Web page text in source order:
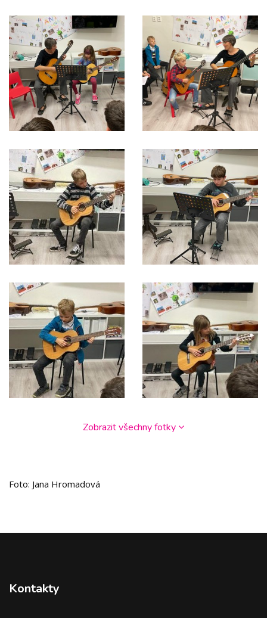
Zobrazit všechny fotky
Foto: Jana Hromadová
Kontakty